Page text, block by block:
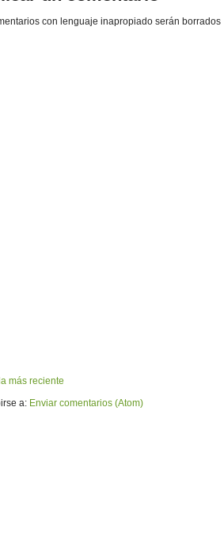
con lenguaje inapropiado serán borrados
más reciente
a: Enviar comentarios (Atom)